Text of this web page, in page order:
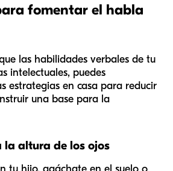
fomentar el habla
las habilidades verbales de tu
intelectuales, puedes
estrategias en casa para reducir
una base para la
la altura de los ojos